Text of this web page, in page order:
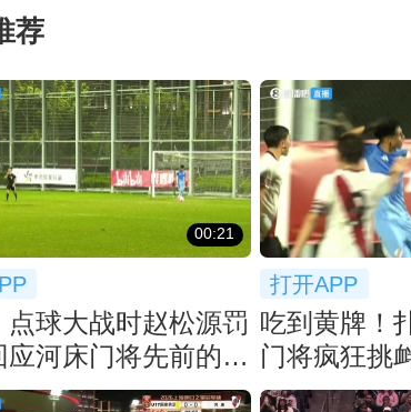
荐
00:21
点球大战时赵松源罚
应河床门将先前的挑
打开APP
吃到黄牌！
门将疯狂挑